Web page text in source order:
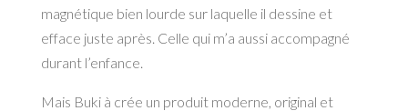
magnétique bien lourde sur laquelle il dessine et
efface juste après. Celle qui m’a aussi accompagné
durant l’enfance.
Mais Buki à crée un produit moderne, original et